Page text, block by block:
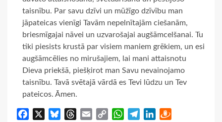
taisnību. Par savu dzīvi un mūžīgo dzīvību man
jāpateicas vienīgi Tavām nepelnītajām ciešanām,
briesmīgajai nāvei un uzvarošajai augšāmcelšanai. Tu
tiki piesists krustā par visiem maniem grēkiem, un esi
augšāmcēlies no mirušajiem, lai mani attaisnotu
Dieva priekšā, piešķirot man Savu nevainojamo
taisnību. Tavā svētajā vārdā es Tevi lūdzu un Tev
pateicos. Āmen.
Facebook BlueskyThreads
Email
Copy
WhatsApp
TelegramLinkedIn